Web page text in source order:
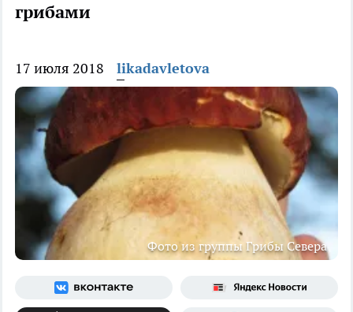
грибами
17 июля 2018 likadavletova
Фото из группы Грибы Севера